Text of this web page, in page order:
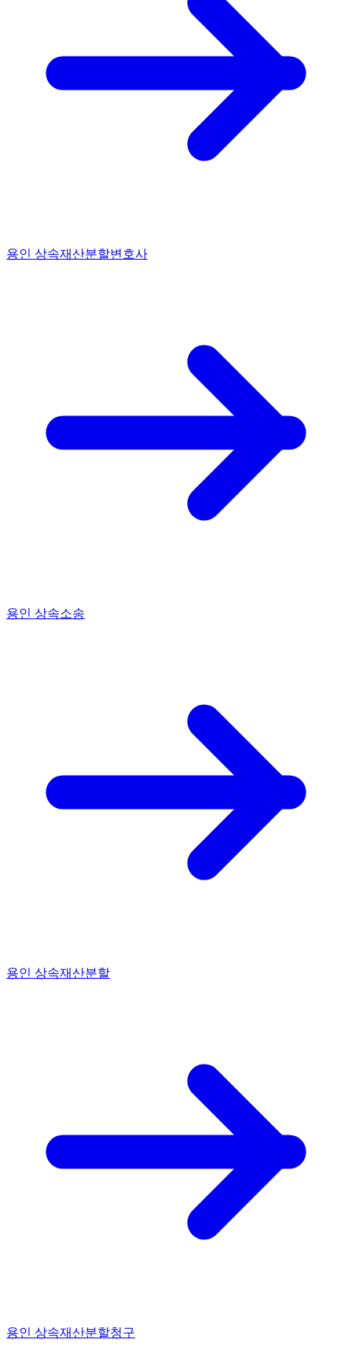
용인 상속재산분할변호사
용인 상속소송
용인 상속재산분할
용인 상속재산분할청구